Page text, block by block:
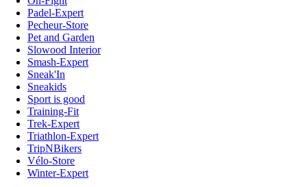
Padel-Expert
Pecheur-Store
Pet and Garden
Slowood Interior
Smash-Expert
Sneak'In
Sneakids
Sport is good
Training-Fit
Trek-Expert
Triathlon-Expert
TripNBikers
Vélo-Store
Winter-Expert